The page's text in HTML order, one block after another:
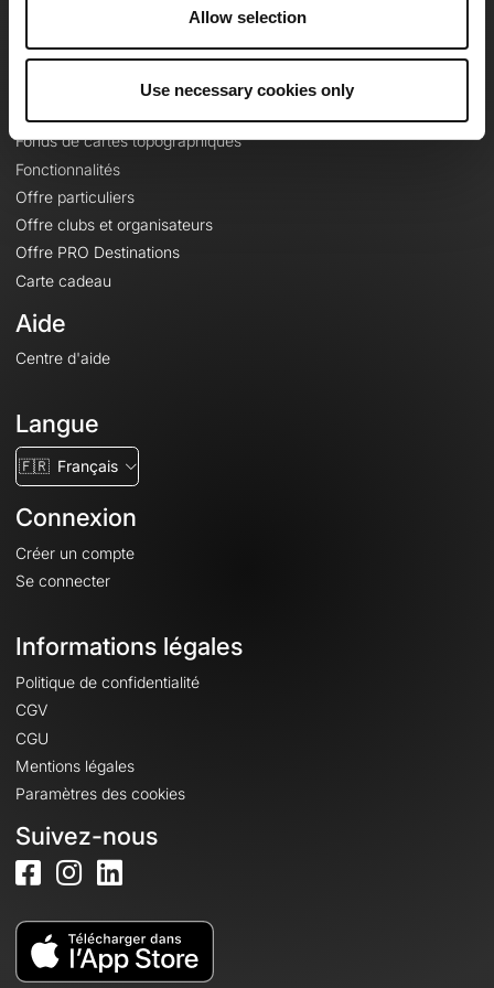
Allow selection
Use necessary cookies only
Le Mag'
Fonds de cartes topographiques
Fonctionnalités
Offre particuliers
Offre clubs et organisateurs
Offre PRO Destinations
Carte cadeau
Aide
Centre d'aide
Langue
🇫🇷 Français
Connexion
Créer un compte
Se connecter
Informations légales
Politique de confidentialité
CGV
CGU
Mentions légales
Paramètres des cookies
Suivez-nous